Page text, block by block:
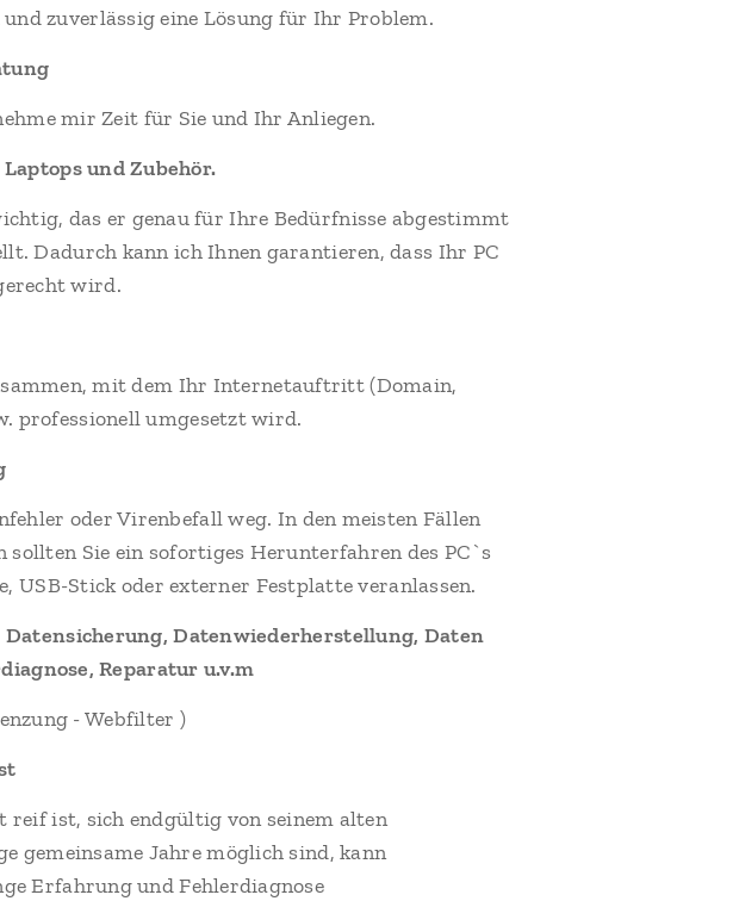
zuverlässig eine Lösung für Ihr Problem.
mir Zeit für Sie und Ihr Anliegen.
und Zubehör.
das er genau für Ihre Bedürfnisse abgestimmt
Dadurch kann ich Ihnen garantieren, dass Ihr PC
wird.
mit dem Ihr Internetauftritt (Domain,
professionell umgesetzt wird.
oder Virenbefall weg. In den meisten Fällen
sollten Sie ein sofortiges Herunterfahren des PC`s
USB-Stick oder externer Festplatte veranlassen.
Datenwiederherstellung, Daten
Reparatur u.v.m
- Webfilter )
reif ist, sich endgültig von seinem alten
gemeinsame Jahre möglich sind, kann
Erfahrung und Fehlerdiagnose